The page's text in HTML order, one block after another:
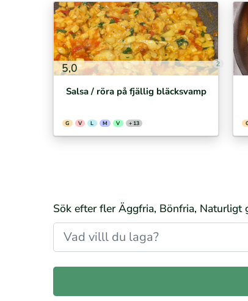
5,0 2
Salsa / röra på fjällig bläcksvamp
G V L M V + 13
Sök efter fler Äggfria, Bönfria, Naturligt